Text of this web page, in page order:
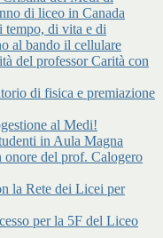
di liceo in Canada
tempo, di vita e di
al bando il cellulare
del professor Carità con
di fisica e premiazione
al Medi!
in Aula Magna
del prof. Calogero
la Rete dei Licei per
per la 5F del Liceo